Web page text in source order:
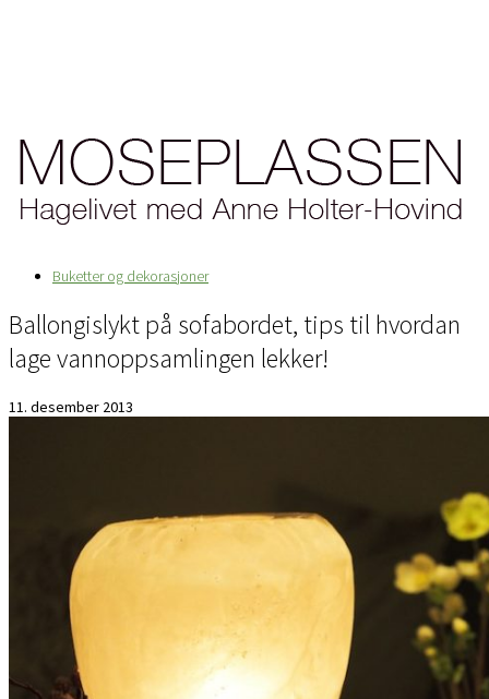
Buketter og dekorasjoner
Ballongislykt på sofabordet, tips til hvordan
lage vannoppsamlingen lekker!
11. desember 2013